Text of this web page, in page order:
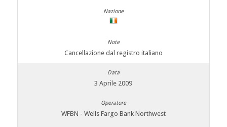
Cancellazione dal registro italiano
3 Aprile 2009
WFBN - Wells Fargo Bank Northwest